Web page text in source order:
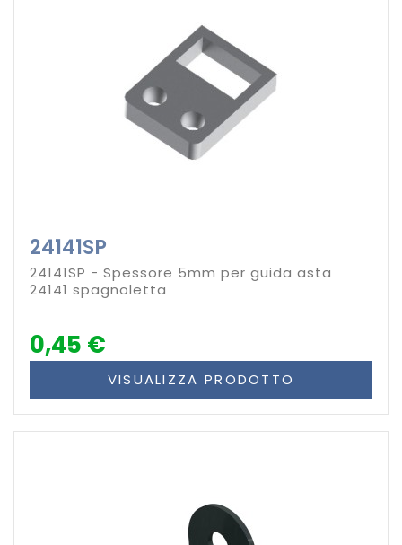
24141SP
24141SP - Spessore 5mm per guida asta
24141 spagnoletta
0,45 €
VISUALIZZA PRODOTTO